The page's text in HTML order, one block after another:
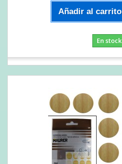
Añadir al carrito
En stock